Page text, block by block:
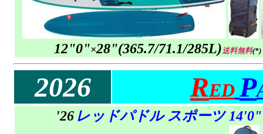
12"0"×28"(365.7/71.1/285L)送料無料(*)
2026 RED P
'26 レッドパドル スポーツ 14'0"